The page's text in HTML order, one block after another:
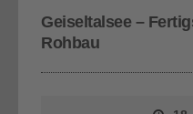
Geiseltalsee –
Rohbau